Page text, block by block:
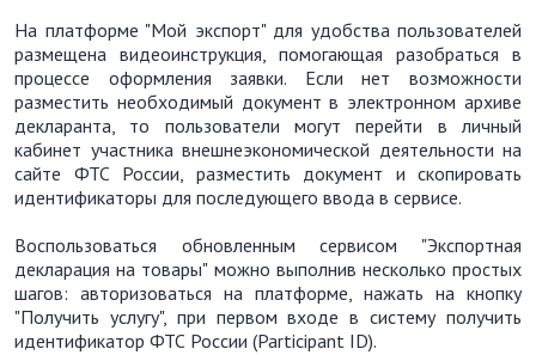
На платформе "Мой экспорт" для удобства пользователей
размещена видеоинструкция, помогающая разобраться в
процессе оформления заявки. Если нет возможности
разместить необходимый документ в электронном архиве
декларанта, то пользователи могут перейти в личный
кабинет участника внешнеэкономической деятельности на
сайте ФТС России, разместить документ и скопировать
идентификаторы для последующего ввода в сервисе.
Воспользоваться обновленным сервисом "Экспортная
декларация на товары" можно выполнив несколько простых
шагов: авторизоваться на платформе, нажать на кнопку
"Получить услугу", при первом входе в систему получить
идентификатор ФТС России (Participant ID).